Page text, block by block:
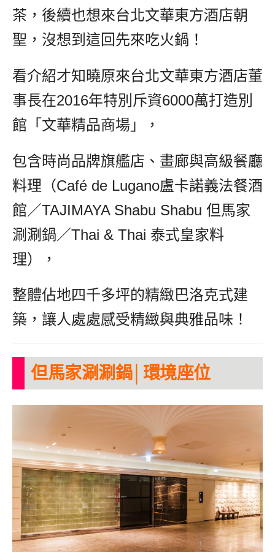
茶，後續也想來台北文華東方酒店朝
聖，沒想到這回先來吃火鍋！
看介紹才知曉原來台北文華東方酒店董
事長在2016年特別斥資6000萬打造別
館「文華精品商場」，
包含時尚品牌旗艦店、畫廊與高級餐廳
料理（Café de Lugano盧卡諾義法餐酒
館／TAJIMAYA Shabu Shabu 但馬家
涮涮鍋／Thai & Thai 泰式皇家料
理），
整體佔地四千多坪的精緻巴洛克式建
築，讓人處處感受精緻與典雅品味！
但馬家涮涮鍋│環境座位